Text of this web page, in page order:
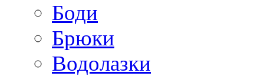
Боди
Брюки
Водолазки